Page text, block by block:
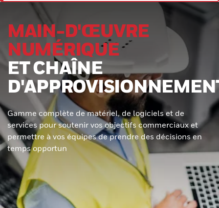
MAIN-D'ŒUVRE
NUMÉRIQUE
ET CHAÎNE
Gamme complète de matériel, de logiciels et de
services pour soutenir vos objectifs commerciaux et
permettre à vos équipes de prendre des décisions en
temps opportun